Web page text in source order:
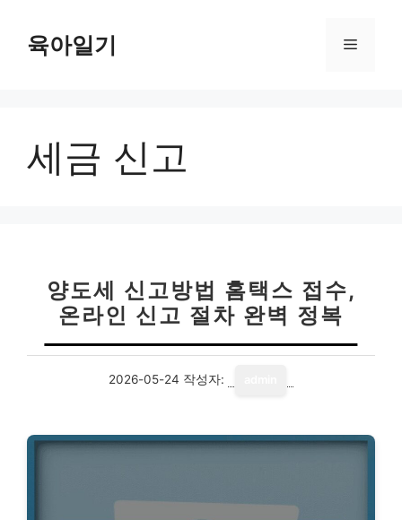
육아일기 메
세금 신고
양도세 신고방법 홈택스 접수,
온라인 신고 절차 완벽 정복
2026-05-24 작성자: